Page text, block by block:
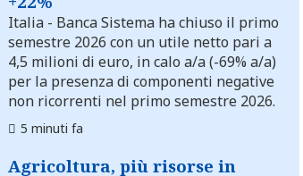
Italia - Banca Sistema ha chiuso il primo
semestre 2026 con un utile netto pari a
4,5 milioni di euro, in calo a/a (-69% a/a)
per la presenza di componenti negative
non ricorrenti nel primo semestre 2026.
5 minuti fa
Agricoltura, più risorse in